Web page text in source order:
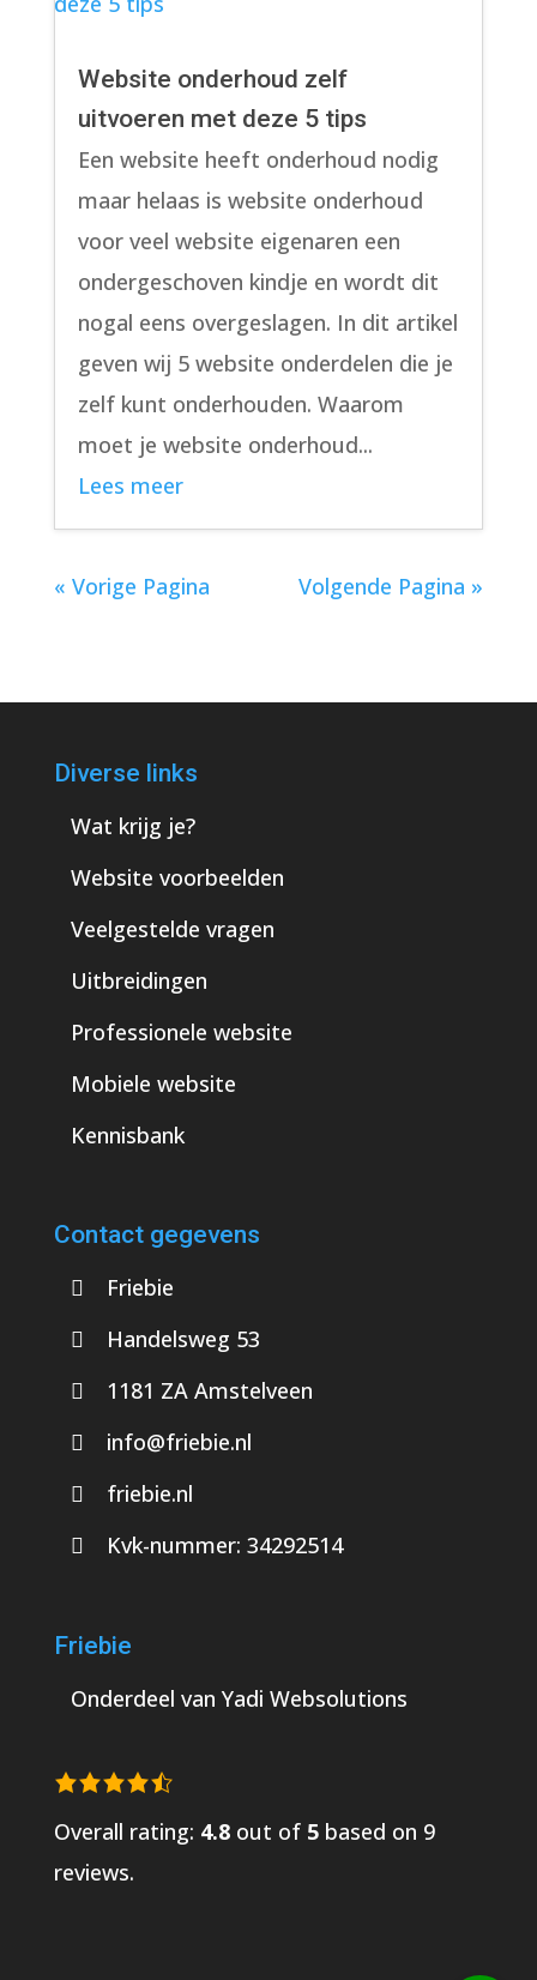
Website onderhoud zelf
uitvoeren met deze 5 tips
Een website heeft onderhoud nodig
maar helaas is website onderhoud
voor veel website eigenaren een
ondergeschoven kindje en wordt dit
nogal eens overgeslagen. In dit artikel
geven wij 5 website onderdelen die je
zelf kunt onderhouden. Waarom
moet je website onderhoud...
Lees meer
« Vorige Pagina Volgende Pagina »
Diverse links
Wat krijg je?
Website voorbeelden
Veelgestelde vragen
Uitbreidingen
Professionele website
Mobiele website
Kennisbank
Contact gegevens
Friebie
Handelsweg 53
1181 ZA Amstelveen
info@friebie.nl
friebie.nl
Kvk-nummer: 34292514
Friebie
Onderdeel van Yadi Websolutions
Overall rating: 4.8 out of 5based on 9
reviews.